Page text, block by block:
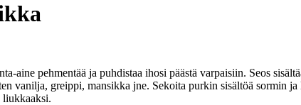
aine pehmentää ja puhdistaa ihosi päästä varpaisiin. Seos
vanilja, greippi, mansikka jne. Sekoita purkin sisältöä
liukkaaksi.